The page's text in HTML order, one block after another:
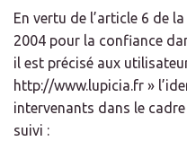
En vertu de l’article 6 de
2004 pour la confiance
il est précisé aux
http://www.lupicia.fr »
intervenants dans le
suivi :